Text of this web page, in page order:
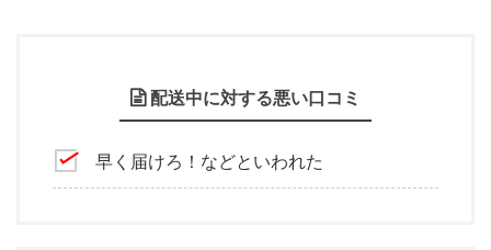
配送中に対する悪い口コミ
早く届けろ！などといわれた